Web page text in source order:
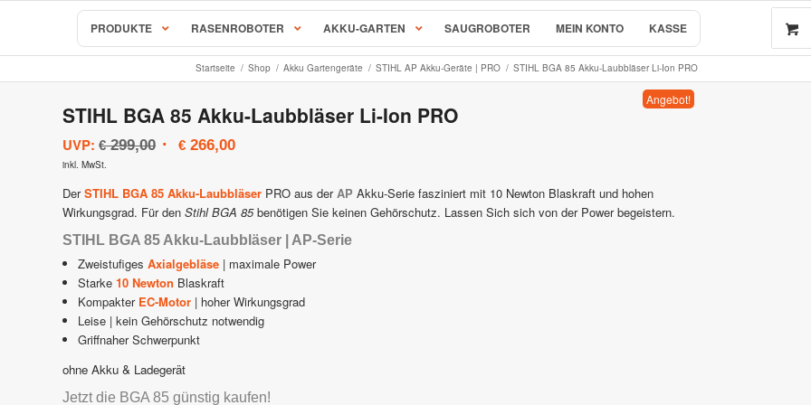
PRODUKTE RASENROBOTER AKKU-GARTEN SAUGROBOTER MEIN KONTO KASSE
Startseite / Shop / Akku Gartengeräte / STIHL AP Akku-Geräte | PRO / STIHL BGA 85 Akku-Laubbläser Li-Ion PRO
Angebot!
STIHL BGA 85 Akku-Laubbläser Li-Ion PRO
UVP: €299,00 Ursprünglicher
war:
€ 299,00
€ 266,00Aktueller
ist:
€ 266,00.
inkl. MwSt.
DerSTIHL BGA 85 Akku-Laubbläser PRO aus derAP Akku-Serie fasziniert mit 10 Newton Blaskraft und hohen
Wirkungsgrad. Für den Stihl BGA 85benötigen Sie keinen Gehörschutz. Lassen Sich sich von der Power begeistern.
STIHL BGA 85 Akku-Laubbläser | AP-Serie
Zweistufiges Axialgebläse| maximale Power
Starke 10 Newton Blaskraft
Kompakter EC-Motor| hoher Wirkungsgrad
Leise | kein Gehörschutz notwendig
Griffnaher Schwerpunkt
ohne Akku & Ladegerät
Jetzt die BGA 85 günstig kaufen!